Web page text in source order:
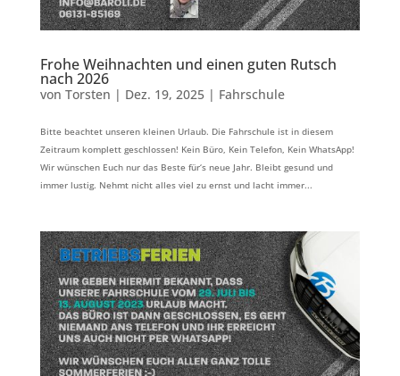
Frohe Weihnachten und einen guten Rutsch
nach 2026
von Torsten | Dez. 19, 2025| Fahrschule
Bitte beachtet unseren kleinen Urlaub. Die Fahrschule ist in diesem
Zeitraum komplett geschlossen! Kein Büro, Kein Telefon, Kein WhatsApp!
Wir wünschen Euch nur das Beste für‘s neue Jahr. Bleibt gesund und
immer lustig. Nehmt nicht alles viel zu ernst und lacht immer...